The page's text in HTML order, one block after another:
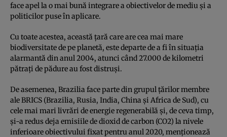
face apel la o mai bună integrare a obiectivelor de mediu şi a
politicilor puse în aplicare.
Cu toate acestea, această ţară care are cea mai mare
biodiversitate de pe planetă, este departe de a fi în situaţia
alarmantă din anul 2004, atunci când 27.000 de kilometri
pătraţi de pădure au fost distruşi.
De asemenea, Brazilia face parte din grupul ţărilor membre
ale BRICS (Brazilia, Rusia, India, China şi Africa de Sud), cu
cele mai mari livrări de energie regenerabilă şi, de ceva timp,
şi-a redus deja emisiile de dioxid de carbon (CO2) la nivele
inferioare obiectivului fixat pentru anul 2020, menţionează